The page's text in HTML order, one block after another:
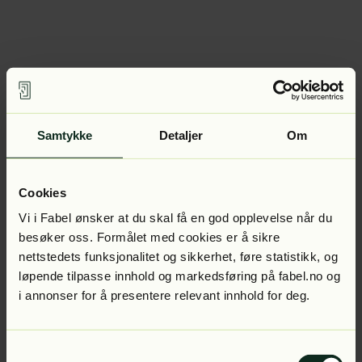
Samtykke Detaljer Om
Cookies
Vi i Fabel ønsker at du skal få en god opplevelse når du
besøker oss. Formålet med cookies er å sikre
nettstedets funksjonalitet og sikkerhet, føre statistikk, og
løpende tilpasse innhold og markedsføring på fabel.no og
i annonser for å presentere relevant innhold for deg.